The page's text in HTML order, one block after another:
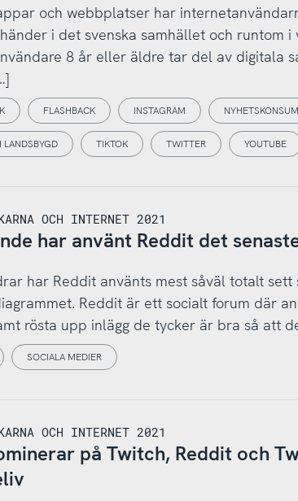
och webbplatser har
i det svenska samhället och runtom
8 år eller äldre tar del av digitala
FLASHBACK INSTAGRAM
LANDSBYGD TIKTOK TWITTER YOUTUBE
OCH INTERNET 2021
har använt Reddit det
har Reddit använts mest såväl totalt
Reddit är ett socialt forum där
rösta upp inlägg de tycker är bra så att
SOCIALA MEDIER
OCH INTERNET 2021
på Twitch, Reddit och